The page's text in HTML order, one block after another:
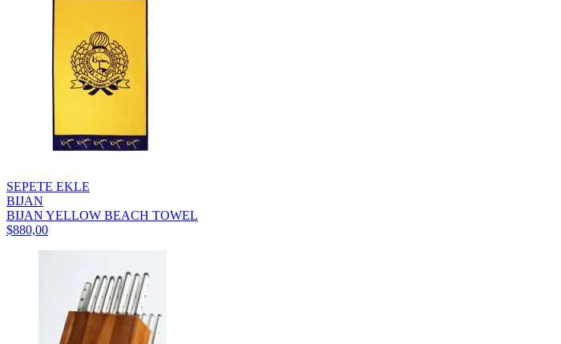
SEPETE EKLE
BIJAN
BIJAN YELLOW BEACH TOWEL
$880,00